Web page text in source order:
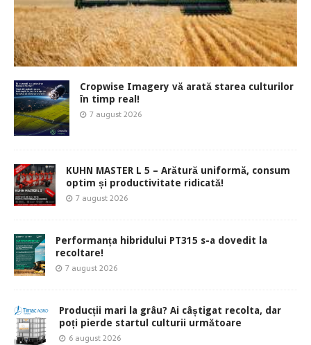
Cropwise Imagery vă arată starea culturilor
în timp real!
7 august 2026
KUHN MASTER L 5 – Arătură uniformă, consum
optim și productivitate ridicată!
7 august 2026
Performanța hibridului PT315 s-a dovedit la
recoltare!
7 august 2026
Producții mari la grâu? Ai câștigat recolta, dar
poți pierde startul culturii următoare
6 august 2026